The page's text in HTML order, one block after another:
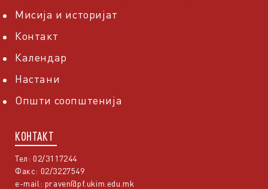
Мисија и историјат
Контакт
Календар
Настани
Општи соопштенија
КОНТАКТ
Тел: 02/3117244
Факс: 02/3227549
e-mail: praven@pf.ukim.edu.mk